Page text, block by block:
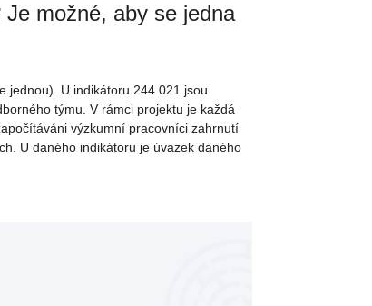
možné, aby se jedna
jednou). U indikátoru 244 021 jsou
týmu. V rámci projektu je každá
výzkumní pracovníci zahrnutí
U daného indikátoru je úvazek daného